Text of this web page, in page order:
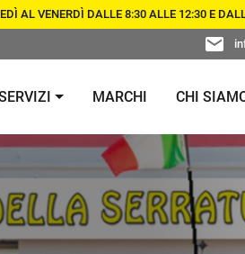
AL VENERDÌ DALLE 8:30 ALLE 12:30 E
CONTROLLO
ACCESSI
DUPLICAZIONE
TELECOMANDI PER
MARCHI CHI